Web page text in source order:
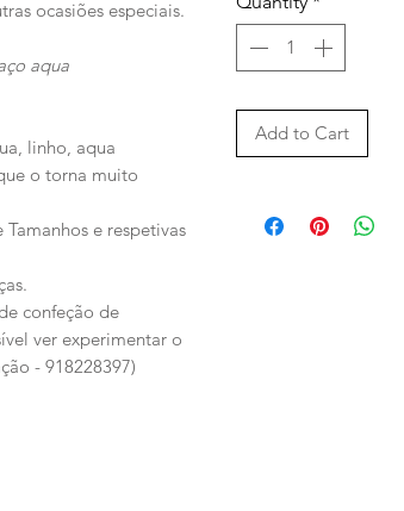
ocasiões especiais.
aqua
linho, aqua
o torna muito
e respetivas
confeção de
ver experimentar o
- 918228397)
Add to Cart